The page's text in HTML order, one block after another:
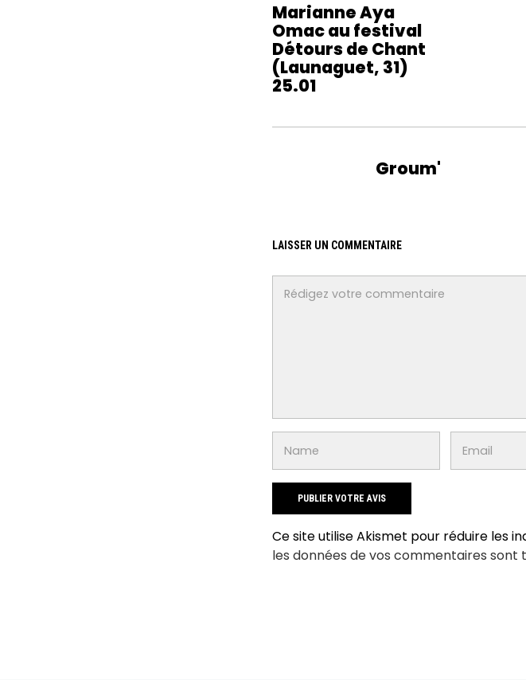
Marianne Aya
Omac au festival
Détours de Chant
(Launaguet, 31)
25.01
Groum'
LAISSER UN COMMENTAIRE
Ce site utilise Akismet pour réduire les
les données de vos commentaires sont